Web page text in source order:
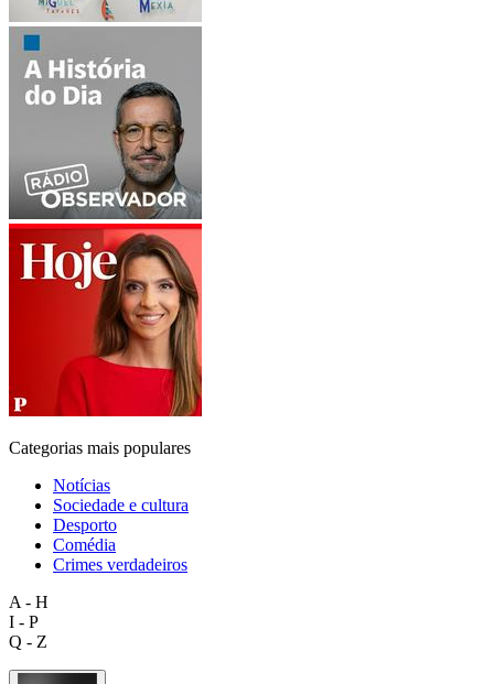
Categorias mais populares
Notícias
Sociedade e cultura
Desporto
Comédia
Crimes verdadeiros
A - H
I - P
Q - Z